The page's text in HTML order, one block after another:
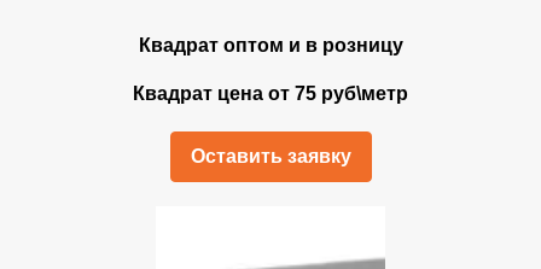
Квадрат оптом и в розницу
Квадрат цена от 75 руб\метр
Оставить заявку